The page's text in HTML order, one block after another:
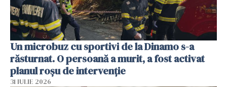
Un microbuz cu sportivi de la Dinamo s-a
răsturnat. O persoană a murit, a fost activat
planul roșu de intervenție
31 IULIE 2026